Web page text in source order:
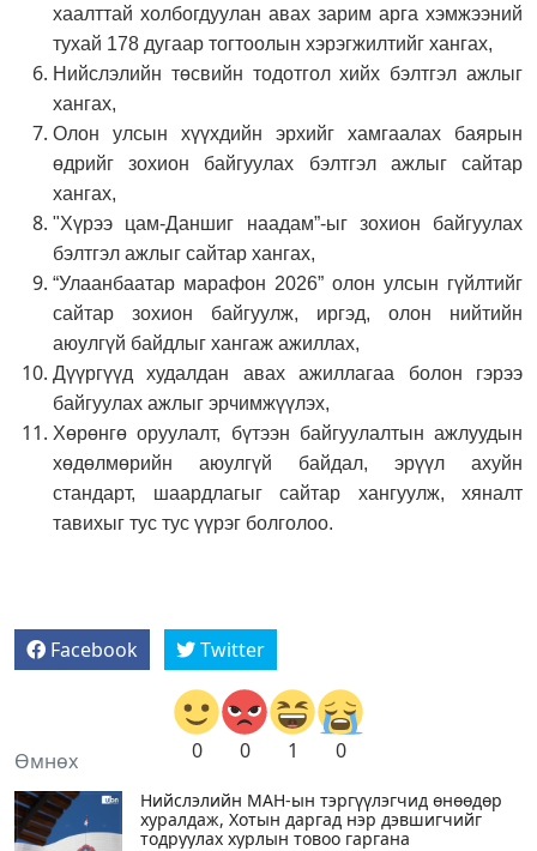
хаалттай холбогдуулан авах зарим арга хэмжээний
тухай 178 дугаар тогтоолын хэрэгжилтийг хангах,
Нийслэлийн төсвийн тодотгол хийх бэлтгэл ажлыг
хангах,
Олон улсын хүүхдийн эрхийг хамгаалах баярын
өдрийг зохион байгуулах бэлтгэл ажлыг сайтар
хангах,
"Хүрээ цам-Даншиг наадам”-ыг зохион байгуулах
бэлтгэл ажлыг сайтар хангах,
“Улаанбаатар марафон 2026” олон улсын гүйлтийг
сайтар зохион байгуулж, иргэд, олон нийтийн
аюулгүй байдлыг хангаж ажиллах,
Дүүргүүд худалдан авах ажиллагаа болон гэрээ
байгуулах ажлыг эрчимжүүлэх,
Хөрөнгө оруулалт, бүтээн байгуулалтын ажлуудын
хөдөлмөрийн аюулгүй байдал, эрүүл ахуйн
стандарт, шаардлагыг сайтар хангуулж, хяналт
тавихыг тус тус үүрэг болголоо.
Facebook Twitter
0 0 1 0
Өмнөх
Нийслэлийн МАН-ын тэргүүлэгчид өнөөдөр
хуралдаж, Хотын даргад нэр дэвшигчийг
тодруулах хурлын товоо гаргана